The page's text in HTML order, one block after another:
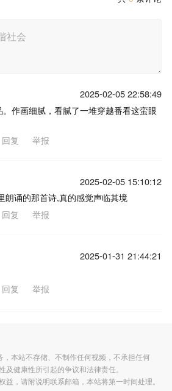
2025-02-05 22:58:49
作画细腻，看腻了一堆穿越番看这蛮眼
回复 举报
2025-02-05 15:10:12
朗诵的那首诗,真的感觉声临其境
回复 举报
2025-01-31 21:44:21
回复 举报
本站不存储、不制作任何视频，不承担任何
及健康性所引起的争议和法律责任。
益，请附说明联系邮箱，本站将第一时间处理。